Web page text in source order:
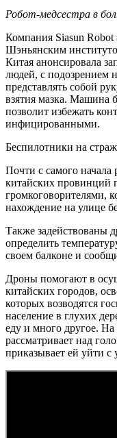
Робот-медсестра в
Компания Siasun Robot
Шэньянским
Китая анонсировала
людей, с подозрением
представлять собой
взятия мазка. Машина
позволит избежать
инфицированными.
Беспилотники на
Почти с самого начала
китайских провинций
громкоговорителями,
нахождение на улице
Также задействованы
определить
своем балконе и
Дроны помогают в
китайских городов,
которых возводятся
население в глухих
еду и много другое.
рассматривает над
приказывает ей уйти с